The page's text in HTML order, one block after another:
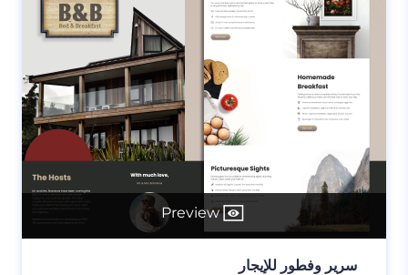
Preview
سرير وفطور للإيجار